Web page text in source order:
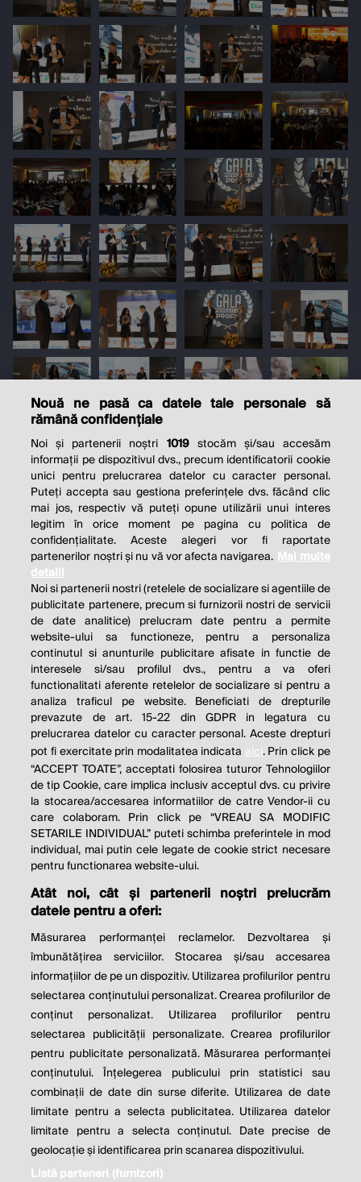
THE SOCIAL RESPONSIBILITY OF
BUSINESS IS TO INCREASE ITS
PROFITS.
Milton Friedman
© 2026 Profit.ro. Toate drepturile rezervate.
Dezvoltat de1616.ro
Contact Publicitate
Politica de cookie Politica de
confidențialitate
Setări cookies
este parte a
Nouă ne pasă ca datele tale personale să
rămână confidențiale
Noi și partenerii noștri 1019stocăm și/sau accesăm
informații pe dispozitivul dvs., precum identificatorii cookie
unici pentru prelucrarea datelor cu caracter personal.
Puteți accepta sau gestiona preferințele dvs. făcând clic
mai jos, respectiv vă puteți opune utilizării unui interes
legitim în orice moment pe pagina cu politica de
confidențialitate. Aceste alegeri vor fi raportate
partenerilor noștri și nu vă vor afecta navigarea. Mai multe
detalii
Noi si partenerii nostri (retelele de socializare si agentiile de
publicitate partenere, precum si furnizorii nostri de servicii
de date analitice) prelucram date pentru a permite
website-ului sa functioneze, pentru a personaliza
continutul si anunturile publicitare afisate in functie de
interesele si/sau profilul dvs., pentru a va oferi
functionalitati aferente retelelor de socializare si pentru a
analiza traficul pe website. Beneficiati de drepturile
prevazute de art. 15-22 din GDPR in legatura cu
prelucrarea datelor cu caracter personal. Aceste drepturi
pot fi exercitate prin modalitatea indicata aici. Prin click pe
“ACCEPT TOATE”, acceptati folosirea tuturor Tehnologiilor
de tip Cookie, care implica inclusiv acceptul dvs. cu privire
la stocarea/accesarea informatiilor de catre Vendor-ii cu
care colaboram. Prin click pe “VREAU SA MODIFIC
SETARILE INDIVIDUAL” puteti schimba preferintele in mod
individual, mai putin cele legate de cookie strict necesare
pentru functionarea website-ului.
Atât noi, cât și partenerii noștri prelucrăm
datele pentru a oferi:
Măsurarea performanței reclamelor. Dezvoltarea și
îmbunătățirea serviciilor. Stocarea și/sau accesarea
informațiilor de pe un dispozitiv. Utilizarea profilurilor pentru
selectarea conținutului personalizat. Crearea profilurilor de
conținut personalizat. Utilizarea profilurilor pentru
selectarea publicității personalizate. Crearea profilurilor
pentru publicitate personalizată. Măsurarea performanței
conținutului. Înțelegerea publicului prin statistici sau
combinații de date din surse diferite. Utilizarea de date
limitate pentru a selecta publicitatea. Utilizarea datelor
limitate pentru a selecta conținutul. Date precise de
geolocație și identificarea prin scanarea dispozitivului.
Listă parteneri (furnizori)